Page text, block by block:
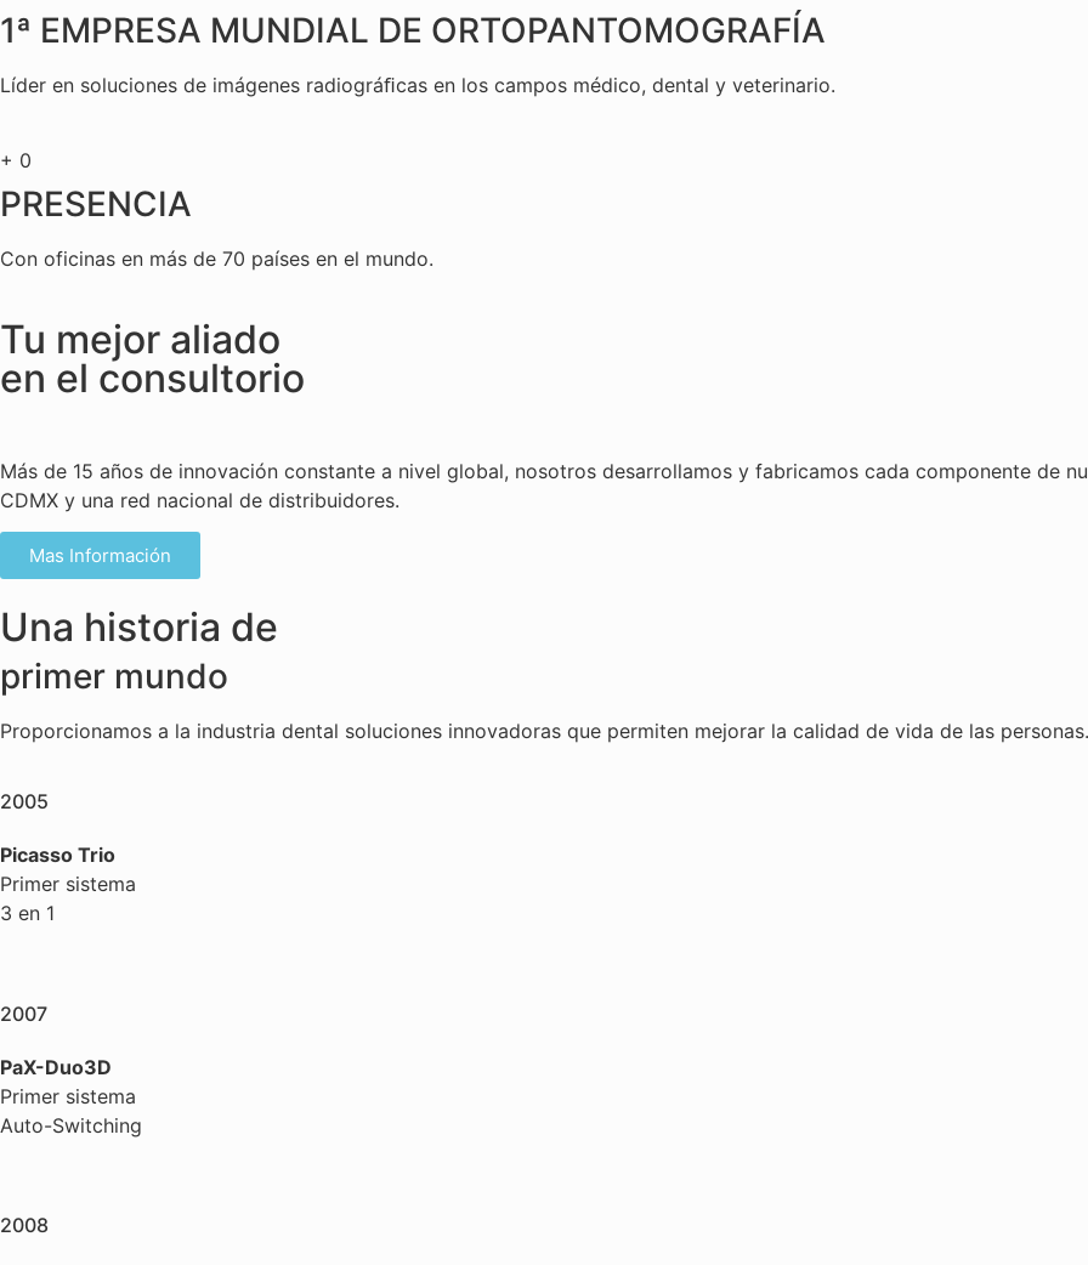
1ª EMPRESA MUNDIAL DE ORTOPANTOMOGRAFÍA
Líder en soluciones de imágenes radiográﬁcas en los campos médico, dental y veterinario.
+ 0
PRESENCIA
Con oficinas en más de 70 países en el mundo.
Tu mejor aliado
en el consultorio
Más de 15 años de innovación constante a nivel global, nosotros desarrollamos y fabricamos cada componente de
CDMX y una red nacional de distribuidores.
Mas Información
Una historia de
primer mundo
Proporcionamos a la industria dental soluciones innovadoras que permiten mejorar la calidad de vida de las personas.
2005
Picasso Trio
Primer sistema
3 en 1
2007
PaX-Duo3D
Primer sistema
Auto-Switching
2008